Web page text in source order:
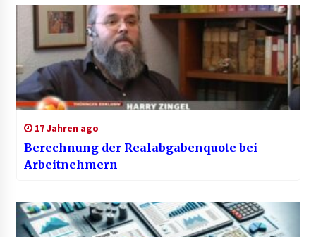
17 Jahren ago
Berechnung der Realabgabenquote bei
Arbeitnehmern